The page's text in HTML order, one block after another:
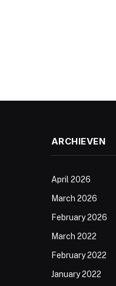
ARCHIEVEN
April 2026
March 2026
February 2026
March 2022
February 2022
January 2022